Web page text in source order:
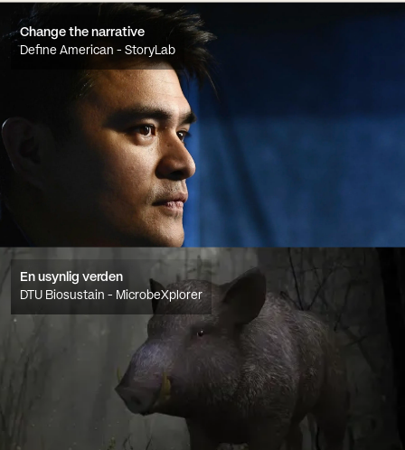
Change the narrative
Define American - StoryLab
En usynlig verden
DTU Biosustain - MicrobeXplorer